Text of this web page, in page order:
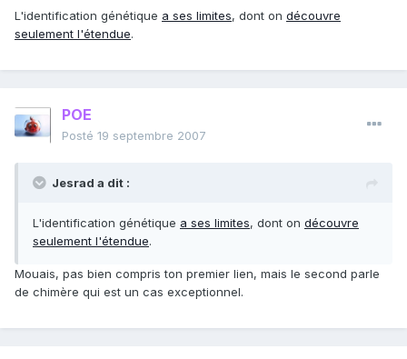
L'identification génétique a ses limites, dont on découvre
seulement l'étendue.
POE
Posté 19 septembre 2007
Jesrad a dit :
L'identification génétique a ses limites, dont on découvre
seulement l'étendue.
Mouais, pas bien compris ton premier lien, mais le second parle
de chimère qui est un cas exceptionnel.